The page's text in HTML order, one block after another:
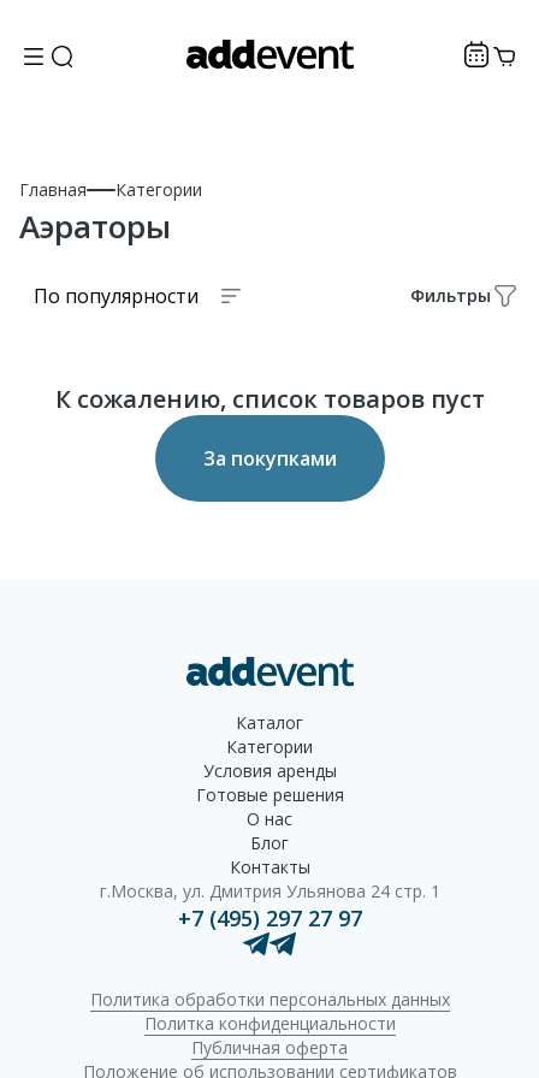
Главная Категории
Аэраторы
По популярности Фильтры
К сожалению, список товаров пуст
За покупками
Каталог
Категории
Условия аренды
Готовые решения
О нас
Блог
Контакты
г.Москва, ул. Дмитрия Ульянова 24 стр. 1
+7 (495) 297 27 97
Политика обработки персональных данных
Политка конфиденциальности
Публичная оферта
Положение об использовании сертификатов